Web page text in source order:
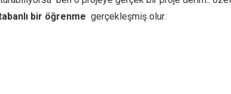
bir öğrenme gerçekleşmiş olur.